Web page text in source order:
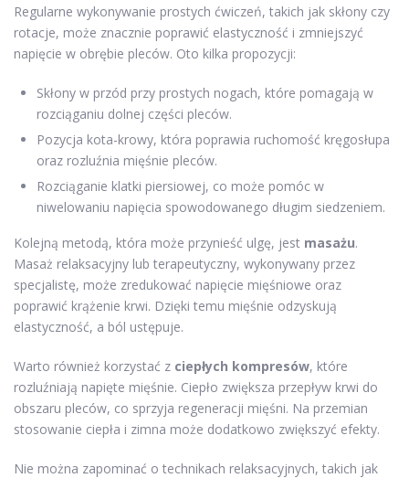
Regularne wykonywanie prostych ćwiczeń, takich jak skłony czy
rotacje, może znacznie poprawić elastyczność i zmniejszyć
napięcie w obrębie pleców. Oto kilka propozycji:
Skłony w przód przy prostych nogach, które pomagają w
rozciąganiu dolnej części pleców.
Pozycja kota-krowy, która poprawia ruchomość kręgosłupa
oraz rozluźnia mięśnie pleców.
Rozciąganie klatki piersiowej, co może pomóc w
niwelowaniu napięcia spowodowanego długim siedzeniem.
Kolejną metodą, która może przynieść ulgę, jest masażu.
Masaż relaksacyjny lub terapeutyczny, wykonywany przez
specjalistę, może zredukować napięcie mięśniowe oraz
poprawić krążenie krwi. Dzięki temu mięśnie odzyskują
elastyczność, a ból ustępuje.
Warto również korzystać z ciepłych kompresów, które
rozluźniają napięte mięśnie. Ciepło zwiększa przepływ krwi do
obszaru pleców, co sprzyja regeneracji mięśni. Na przemian
stosowanie ciepła i zimna może dodatkowo zwiększyć efekty.
Nie można zapominać o technikach relaksacyjnych, takich jak